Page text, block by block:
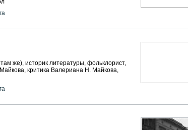
же), историк литературы, фольклорист,
критика Валериана Н. Майкова,